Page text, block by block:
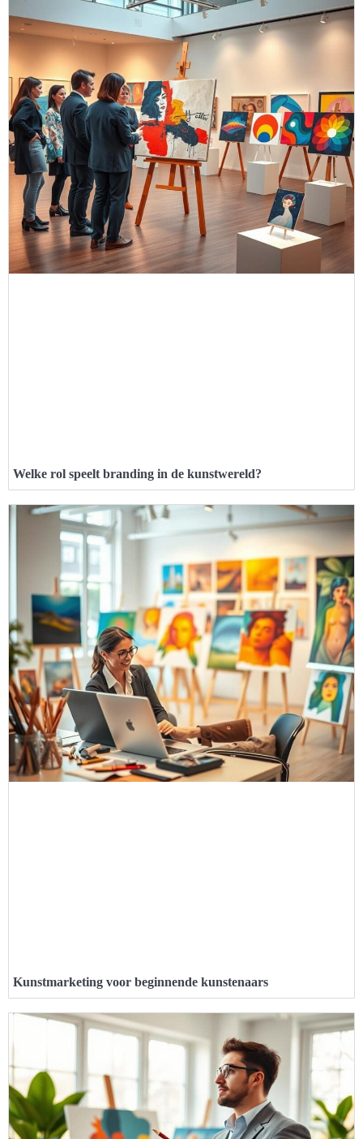
Welke rol speelt branding in de kunstwereld?
Kunstmarketing voor beginnende kunstenaars